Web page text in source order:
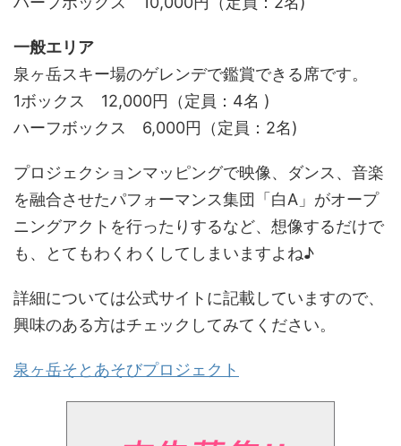
一般エリア
泉ヶ岳スキー場のゲレンデで鑑賞できる席です。
1ボックス 12,000円（定員：4名 )
ハーフボックス 6,000円（定員：2名)
プロジェクションマッピングで映像、ダンス、音楽
を融合させたパフォーマンス集団「白A」がオープ
ニングアクトを行ったりするなど、想像するだけで
も、とてもわくわくしてしまいますよね♪
詳細については公式サイトに記載していますので、
興味のある方はチェックしてみてください。
泉ヶ岳そとあそびプロジェクト